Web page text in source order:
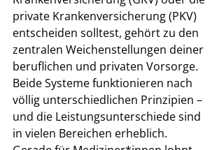
private Krankenversicherung (PKV)
entscheiden solltest, gehört zu den
zentralen Weichenstellungen deiner
beruflichen und privaten Vorsorge.
Beide Systeme funktionieren nach
völlig unterschiedlichen Prinzipien –
und die Leistungsunterschiede sind
in vielen Bereichen erheblich.